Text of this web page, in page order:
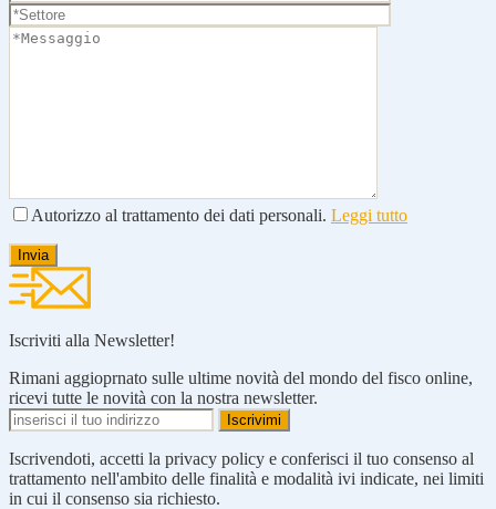
Autorizzo al trattamento dei dati personali. Leggi tutto
Iscriviti alla Newsletter!
Rimani aggioprnato sulle ultime novità del mondo del fisco online,
ricevi tutte le novità con la nostra newsletter.
Iscrivendoti, accetti la privacy policy e conferisci il tuo consenso al
trattamento nell'ambito delle finalità e modalità ivi indicate, nei limiti
in cui il consenso sia richiesto.